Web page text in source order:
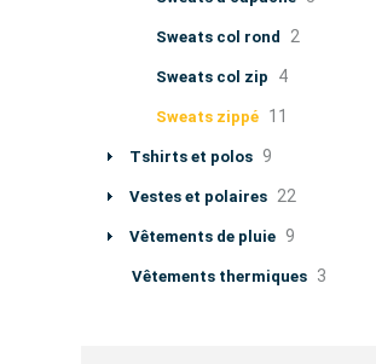
Sweats col rond 2
Sweats col zip 4
Sweats zippé 11
Tshirts et polos 9
Vestes et polaires 22
Vêtements de pluie 9
Vêtements thermiques 3